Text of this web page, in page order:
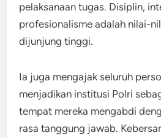
pelaksanaan tugas. Disiplin,
profesionalisme adalah nilai-
dijunjung tinggi.
Ia juga mengajak seluruh
menjadikan institusi Polri
tempat mereka mengabdi
rasa tanggung jawab.